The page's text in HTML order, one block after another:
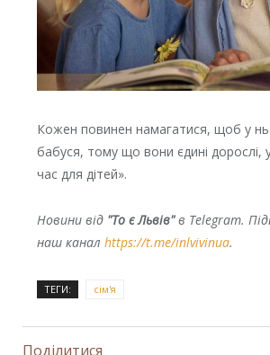
Кожен повинен намагатися, щоб у
бабуся, тому що вони єдині дорослі,
час для дітей».
Новини від "То є Львів"в Telegram.
наш канал https://t.me/inlvivinua.
ТЕГИ: сім'я
Поділитися